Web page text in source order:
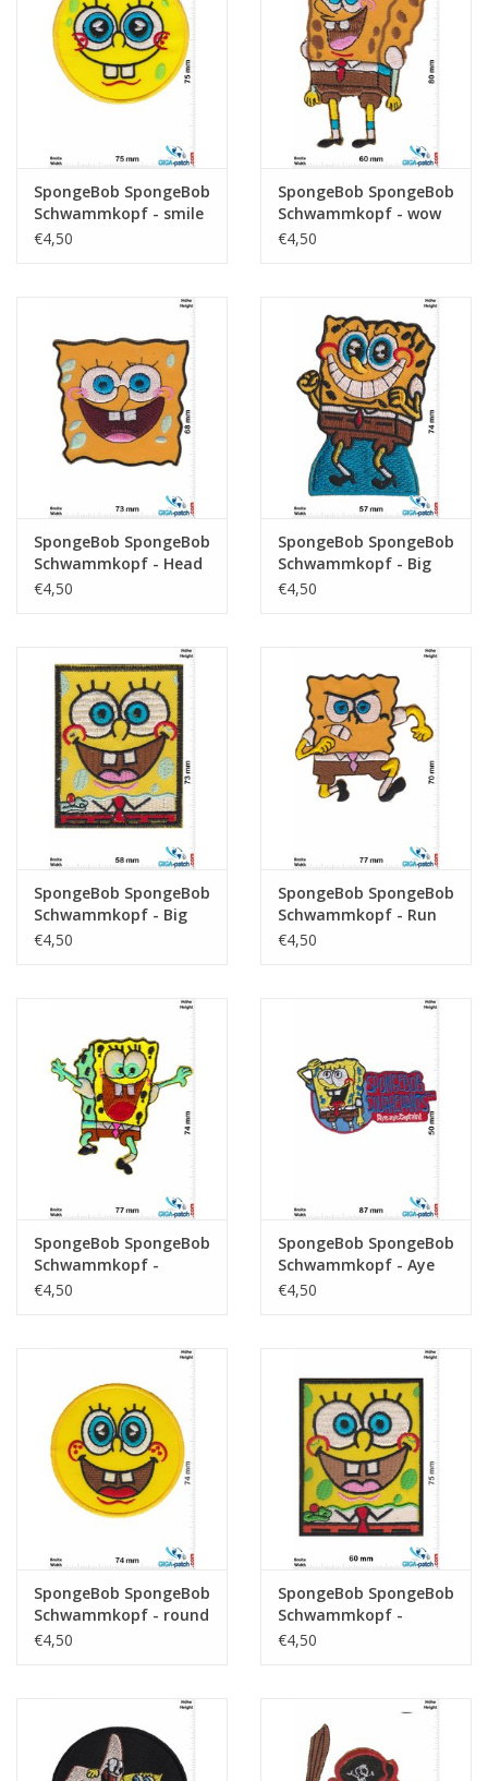
Schlüsselanhänger
SpongeBob SpongeBob
Schwammkopf - smile
- round
€4,50
SpongeBob SpongeBob
Schwammkopf - wow
€4,50
SpongeBob SpongeBob
Schwammkopf - Head
big
€4,50
SpongeBob SpongeBob
Schwammkopf - Big
Smile
€4,50
SpongeBob SpongeBob
Schwammkopf - Big
Sqaure
€4,50
SpongeBob SpongeBob
Schwammkopf - Run
€4,50
SpongeBob SpongeBob
Schwammkopf -
Happy Happy
€4,50
SpongeBob SpongeBob
Schwammkopf - Aye
Aye Captain!
€4,50
SpongeBob SpongeBob
Schwammkopf - round
€4,50
SpongeBob SpongeBob
Schwammkopf -
viereck
€4,50